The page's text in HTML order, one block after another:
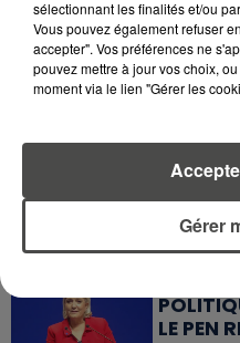
16 juillet
D'UNE
10 juillet
SON
LE PEN
sélectionnant les finalités et/ou
Vous pouvez également refuser
accepter". Vos préférences ne
pouvez mettre à jour vos choix,
moment via le lien "Gérer les
Gérer